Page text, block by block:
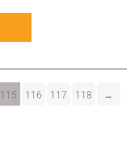
115 116 117 118 →